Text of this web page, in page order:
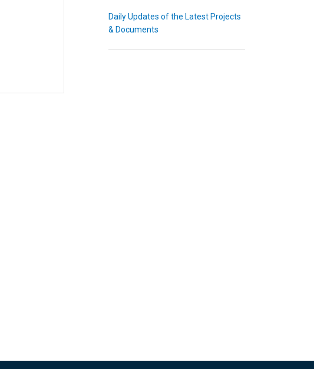
Daily Updates of the Latest Projects
& Documents